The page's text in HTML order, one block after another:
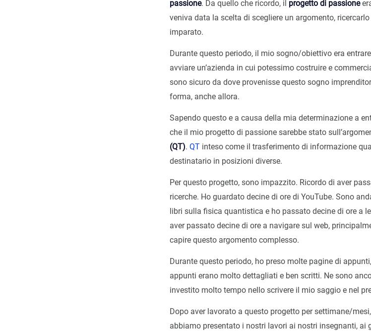
passione. Da quello che ricordo, il progetto di passione
veniva data la scelta di scegliere un argomento,
imparato.
Durante questo periodo, il mio sogno/obiettivo era
avviare un’azienda in cui potessimo costruire e
sono sicuro da dove provenisse questo sogno
forma, anche allora.
Sapendo questo e a causa della mia determinazione a
che il mio progetto di passione sarebbe stato
(QT). QT inteso come il trasferimento di informazione
destinatario in posizioni diverse.
Per questo progetto, sono impazzito. Ricordo di aver
ricerche. Ho guardato decine di ore di YouTube. Sono
libri sulla fisica quantistica e ho passato decine di ore a
aver passato decine di ore a navigare sul web,
capire questo argomento complesso.
Durante questo periodo, ho preso molte pagine di
appunti erano molto dettagliati e ben scritti. Ne sono
investito molto tempo nello scrivere il mio saggio e nel
Dopo aver lavorato a questo progetto per settimane/
abbiamo presentato i nostri lavori ai nostri insegnanti, ai